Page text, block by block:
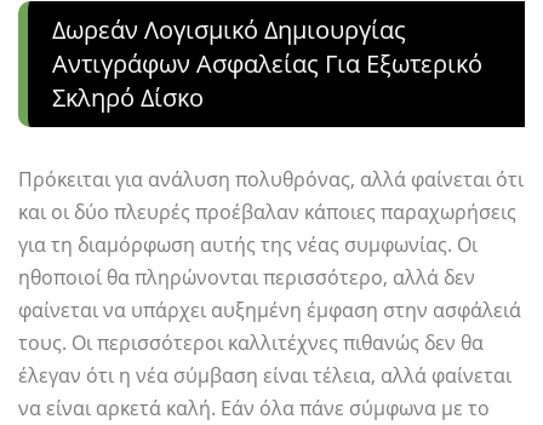
Δωρεάν Λογισμικό Δημιουργίας
Αντιγράφων Ασφαλείας Για Εξωτερικό
Σκληρό Δίσκο
Πρόκειται για ανάλυση πολυθρόνας, αλλά φαίνεται ότι
και οι δύο πλευρές προέβαλαν κάποιες παραχωρήσεις
για τη διαμόρφωση αυτής της νέας συμφωνίας. Οι
ηθοποιοί θα πληρώνονται περισσότερο, αλλά δεν
φαίνεται να υπάρχει αυξημένη έμφαση στην ασφάλειά
τους. Οι περισσότεροι καλλιτέχνες πιθανώς δεν θα
έλεγαν ότι η νέα σύμβαση είναι τέλεια, αλλά φαίνεται
να είναι αρκετά καλή. Εάν όλα πάνε σύμφωνα με το